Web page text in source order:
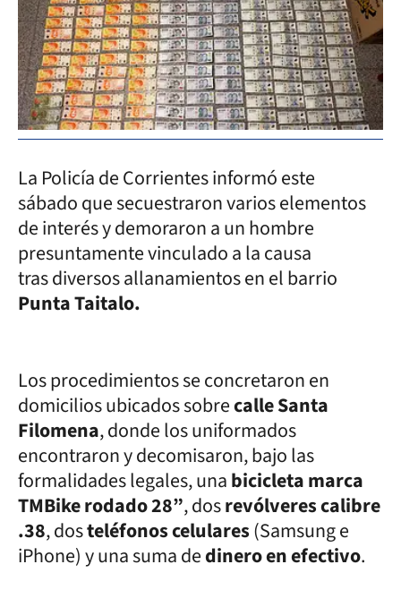
La Policía de Corrientes informó este
sábado que secuestraron varios elementos
de interés y demoraron a un hombre
presuntamente vinculado a la causa
tras diversos allanamientos en el barrio
Punta Taitalo.
Los procedimientos se concretaron en
domicilios ubicados sobrecalle Santa
Filomena, donde los uniformados
encontraron y decomisaron, bajo las
formalidades legales, unabicicleta marca
TMBike rodado 28”, dosrevólveres calibre
.38, dosteléfonos celulares(Samsung e
iPhone) y una suma dedinero en efectivo.